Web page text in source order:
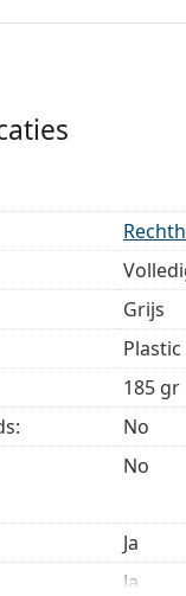
doekje is ideaal
met een
Lees de
Grijs
Plastic
185 gr
No
No
Ja
Ja